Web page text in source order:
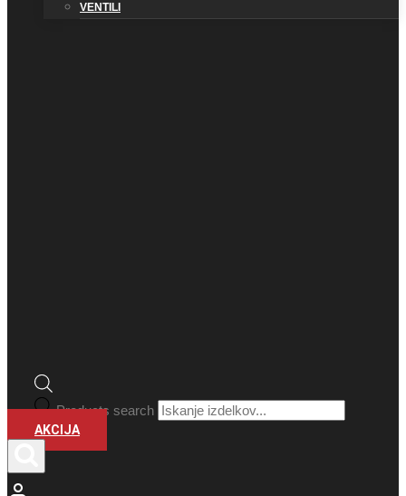
VENTILI
Products search
AKCIJA